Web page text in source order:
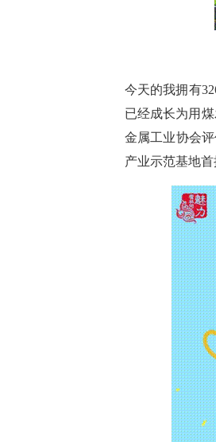
今天的我拥有
已经成长为用
金属工业协会
产业示范基地